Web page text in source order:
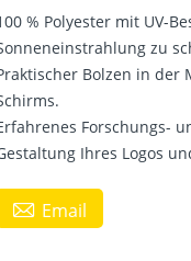
% Polyester mit UV-
zu
Bolzen in der
Forschungs-
Ihres Logos
 Email